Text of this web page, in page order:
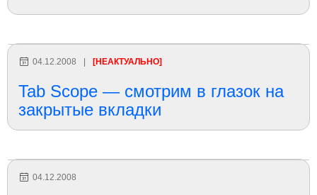
04.12.2008 [НЕАКТУАЛЬНО]
Tab Scope — смотрим в глазок на
закрытые вкладки
04.12.2008